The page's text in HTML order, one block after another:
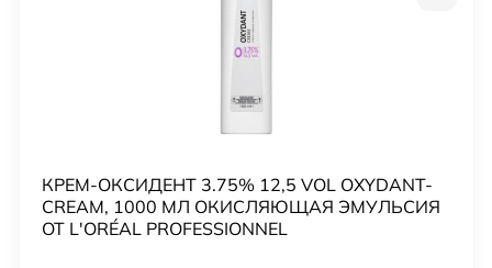
КРЕМ-ОКСИДЕНТ 3.75% 12,5 VOL OXYDANT-
CREAM, 1000 МЛ ОКИСЛЯЮЩАЯ ЭМУЛЬСИЯ
ОТ L'ORÉAL PROFESSIONNEL